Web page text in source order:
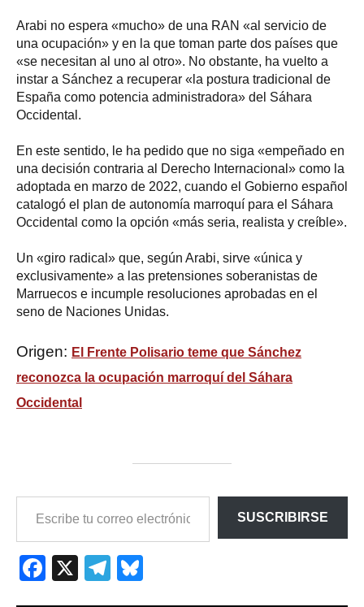
Arabi no espera «mucho» de una RAN «al servicio de
una ocupación» y en la que toman parte dos países que
«se necesitan al uno al otro». No obstante, ha vuelto a
instar a Sánchez a recuperar «la postura tradicional de
España como potencia administradora» del Sáhara
Occidental.
En este sentido, le ha pedido que no siga «empeñado en
una decisión contraria al Derecho Internacional» como la
adoptada en marzo de 2022, cuando el Gobierno español
catalogó el plan de autonomía marroquí para el Sáhara
Occidental como la opción «más seria, realista y creíble».
Un «giro radical» que, según Arabi, sirve «única y
exclusivamente» a las pretensiones soberanistas de
Marruecos e incumple resoluciones aprobadas en el
seno de Naciones Unidas.
Origen: El Frente Polisario teme que Sánchez
reconozca la ocupación marroquí del Sáhara
Occidental
SUSCRIBIRSE
Facebook
X Telegram